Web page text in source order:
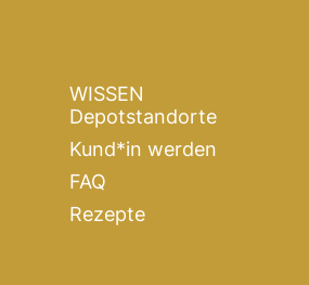
WISSEN
Depotstandorte
Kund*in werden
FAQ
Rezepte